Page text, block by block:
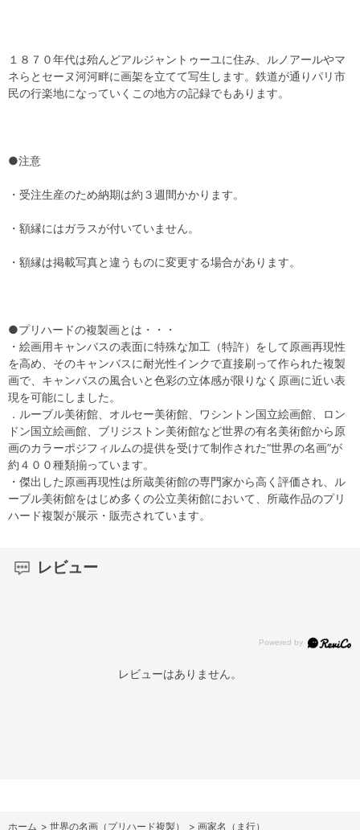
１８７０年代は殆んどアルジャントゥーユに住み、ルノアールやマ
ネらとセーヌ河河畔に画架を立てて写生します。鉄道が通りパリ市
民の行楽地になっていくこの地方の記録でもあります。
●注意
・受注生産のため納期は約３週間かかります。
・額縁にはガラスが付いていません。
・額縁は掲載写真と違うものに変更する場合があります。
●プリハードの複製画とは・・・
・絵画用キャンバスの表面に特殊な加工（特許）をして原画再現性
を高め、そのキャンバスに耐光性インクで直接刷って作られた複製
画で、キャンバスの風合いと色彩の立体感が限りなく原画に近い表
現を可能にしました。
．ルーブル美術館、オルセー美術館、ワシントン国立絵画館、ロン
ドン国立絵画館、ブリジストン美術館など世界の有名美術館から原
画のカラーポジフィルムの提供を受けて制作された“世界の名画”が
約４００種類揃っています。
・傑出した原画再現性は所蔵美術館の専門家から高く評価され、ル
ーブル美術館をはじめ多くの公立美術館において、所蔵作品のプリ
ハード複製が展示・販売されています。
レビュー
レビューはありません。
ホーム > 世界の名画（プリハード複製） > 画家名（ま行）